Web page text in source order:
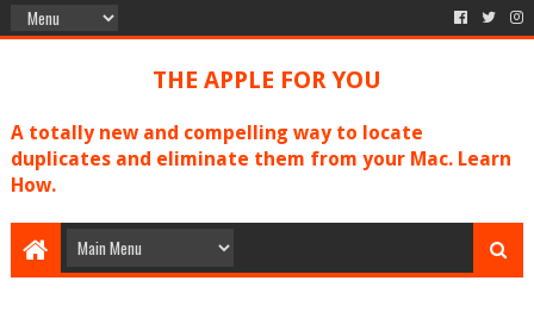
THE APPLE FOR YOU
A totally new and compelling way to locate
duplicates and eliminate them from your Mac. Learn
How.